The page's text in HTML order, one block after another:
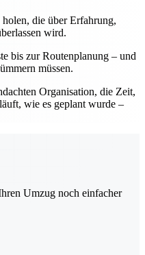
die über Erfahrung,
wird.
bis zur Routenplanung – und
müssen.
Organisation, die Zeit,
wie es geplant wurde –
Umzug noch einfacher